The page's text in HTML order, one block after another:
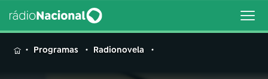
MENUProgramas Radionovela